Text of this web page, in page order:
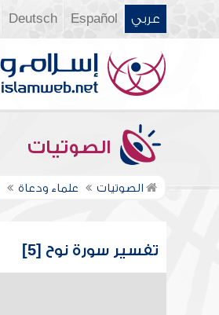
عربي Español
Deutsch
الصوتيات
الصوتيات علماء ودعاة
تفسير سورة نوح [5]